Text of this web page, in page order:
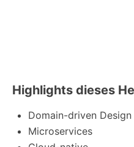
Highlights dieses
Domain-driven Design
Microservices